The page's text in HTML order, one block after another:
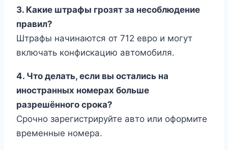
3. Какие штрафы грозят за несоблюдение
правил?
Штрафы начинаются от 712 евро и могут
включать конфискацию автомобиля.
4. Что делать, если вы остались на
иностранных номерах больше
разрешённого срока?
Срочно зарегистрируйте авто или оформите
временные номера.